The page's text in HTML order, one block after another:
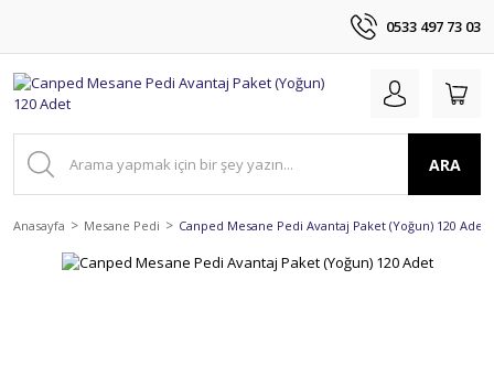
0533 497 73 03
ARA
Anasayfa Mesane Pedi Canped Mesane Pedi Avantaj Paket (Yoğun) 120 Adet